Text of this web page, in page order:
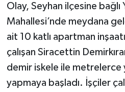
Olay, Seyhan ilçesine bağlı
Mahallesi’nde meydana
ait 10 katlı apartman
çalışan Siracettin
demir iskele ile metrelerce
yapmaya başladı. İşçiler